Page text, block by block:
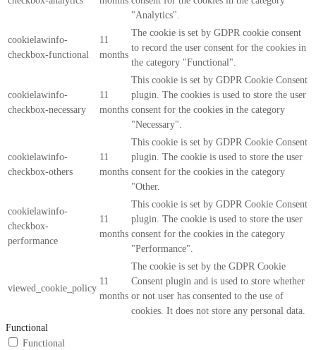
"Analytics".
cookielawinfo-
checkbox-functional
11
months
The cookie is set by GDPR cookie consent
to record the user consent for the cookies in
the category "Functional".
cookielawinfo-
checkbox-necessary
11
months
This cookie is set by GDPR Cookie Consent
plugin. The cookies is used to store the user
consent for the cookies in the category
"Necessary".
cookielawinfo-
checkbox-others
11
months
This cookie is set by GDPR Cookie Consent
plugin. The cookie is used to store the user
consent for the cookies in the category
"Other.
cookielawinfo-
checkbox-
performance
11
months
This cookie is set by GDPR Cookie Consent
plugin. The cookie is used to store the user
consent for the cookies in the category
"Performance".
viewed_cookie_policy
11
months
The cookie is set by the GDPR Cookie
Consent plugin and is used to store whether
or not user has consented to the use of
cookies. It does not store any personal data.
Functional
Functional